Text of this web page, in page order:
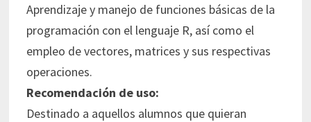
Aprendizaje y manejo de funciones básicas de la
programación con el lenguaje R, así como el
empleo de vectores, matrices y sus respectivas
operaciones.
Recomendación de uso:
Destinado a aquellos alumnos que quieran